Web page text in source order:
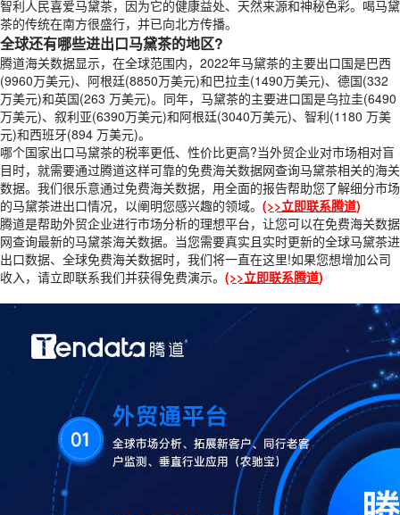
智利人民喜爱马黛茶，因为它的健康益处、天然来源和神秘色彩。喝马黛
茶的传统在南方很盛行，并已向北方传播。
全球还有哪些进出口马黛茶的地区?
腾道海关数据显示，在全球范围内，2022年马黛茶的主要出口国是巴西
(9960万美元)、阿根廷(8850万美元)和巴拉圭(1490万美元)、德国(332
万美元)和英国(263 万美元)。同年，马黛茶的主要进口国是乌拉圭(6490
万美元)、叙利亚(6390万美元)和阿根廷(3040万美元)、智利(1180 万美
元)和西班牙(894 万美元)。
哪个国家出口马黛茶的税率更低、性价比更高?当外贸企业对市场相对盲
目时，就需要通过腾道这样可靠的免费海关数据网查询马黛茶相关的海关
数据。我们很乐意通过免费海关数据，用全面的报告帮助您了解细分市场
的马黛茶进出口情况，以阐明您感兴趣的领域。 (>>立即联系腾道)
腾道是帮助外贸企业进行市场分析的理想平台，让您可以在免费海关数据
网查询最新的马黛茶海关数据。当您需要真实且实时更新的全球马黛茶进
出口数据、全球免费海关数据时，我们将一直在这里!如果您想增加公司
收入，请立即联系我们并获得免费演示。 (>>立即联系腾道)